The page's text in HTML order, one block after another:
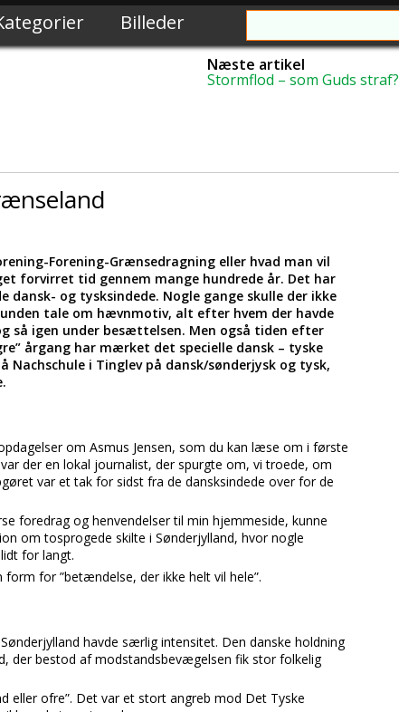
Billeder
Næste artikel
Stormflod – som Guds straf?
Forening-Grænsedragning eller hvad man vil
forvirret tid gennem mange hundrede år. Det har
og tysksindede. Nogle gange skulle der ikke
tale om hævnmotiv, alt efter hvem der havde
så igen under besættelsen. Men også tiden efter
årgang har mærket det specielle dansk – tyske
i Tinglev på dansk/sønderjysk og tysk,
om Asmus Jensen, som du kan læse om i første
der en lokal journalist, der spurgte om, vi troede, om
var et tak for sidst fra de dansksindede over for de
foredrag og henvendelser til min hjemmeside, kunne
om tosprogede skilte i Sønderjylland, hvor nogle
for langt.
for ”betændelse, der ikke helt vil hele”.
havde særlig intensitet. Den danske holdning
der bestod af modstandsbevægelsen fik stor folkelig
eller ofre”. Det var et stort angreb mod Det Tyske